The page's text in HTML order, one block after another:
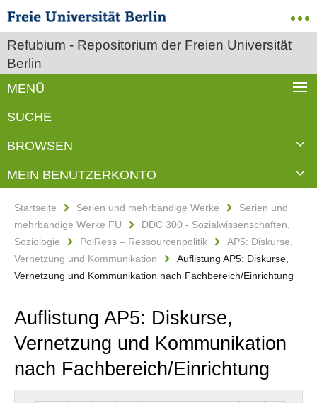
Refubium - Repositorium der Freien Universität
Berlin
MENÜ
SUCHE
BROWSEN
MEIN BENUTZERKONTO
Startseite Serien und mehrbändige Werke
Serien und
mehrbändige Werke FU
DDC 300 - Sozialwissenschaften,
Soziologie
PolRess – Ressourcenpolitik
AP5: Diskurse,
Vernetzung und Kommunikation
Auflistung AP5: Diskurse,
Vernetzung und Kommunikation nach Fachbereich/Einrichtung
Auflistung AP5: Diskurse,
Vernetzung und Kommunikation
nach Fachbereich/Einrichtung